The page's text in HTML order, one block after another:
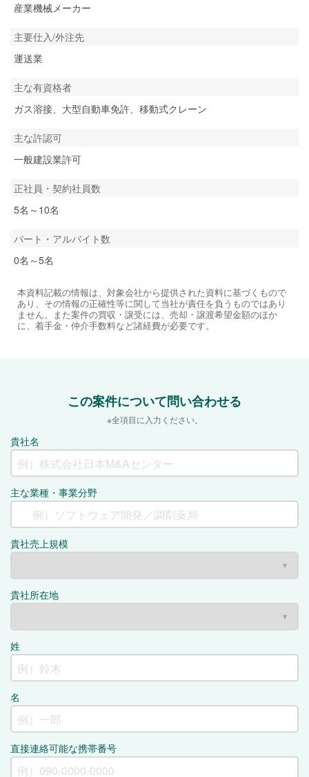
産業機械メーカー
主要仕入/外注先
運送業
主な有資格者
ガス溶接、大型自動車免許、移動式クレーン
主な許認可
一般建設業許可
正社員・契約社員数
5名～10名
パート・アルバイト数
0名～5名
本資料記載の情報は、対象会社から提供された資料に基づくもので
あり、その情報の正確性等に関して当社が責任を負うものではあり
ません。また案件の買収・譲受には、売却・譲渡希望金額のほか
に、着手金・仲介手数料など諸経費が必要です。